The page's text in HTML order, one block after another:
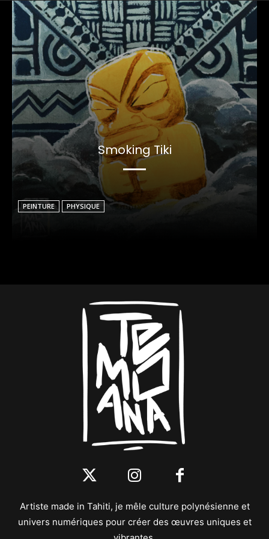
Smoking Tiki
PEINTURE PHYSIQUE
Artiste made in Tahiti, je mêle culture polynésienne et
univers numériques pour créer des œuvres uniques et